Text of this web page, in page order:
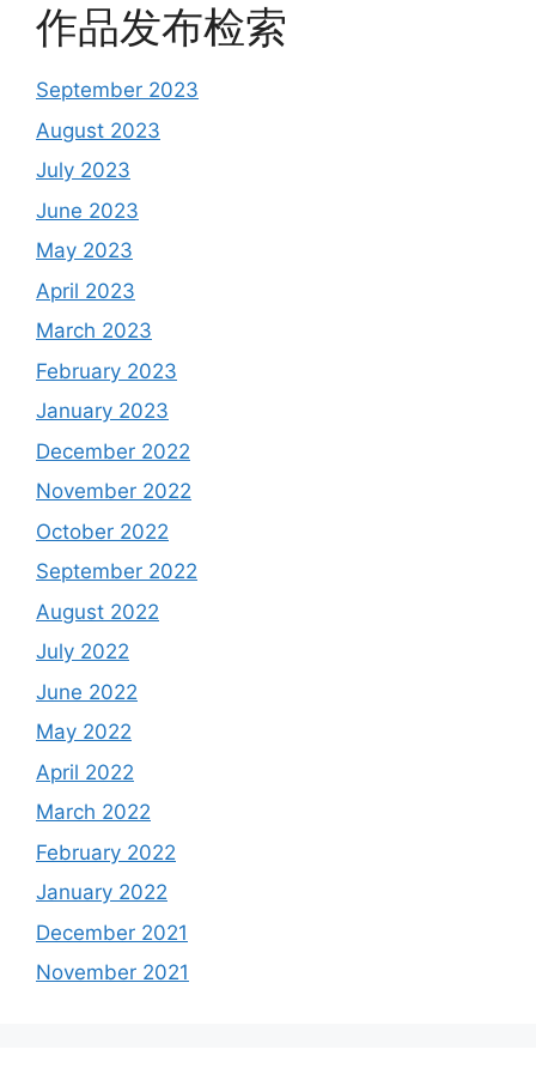
作品发布检索
September 2023
August 2023
July 2023
June 2023
May 2023
April 2023
March 2023
February 2023
January 2023
December 2022
November 2022
October 2022
September 2022
August 2022
July 2022
June 2022
May 2022
April 2022
March 2022
February 2022
January 2022
December 2021
November 2021